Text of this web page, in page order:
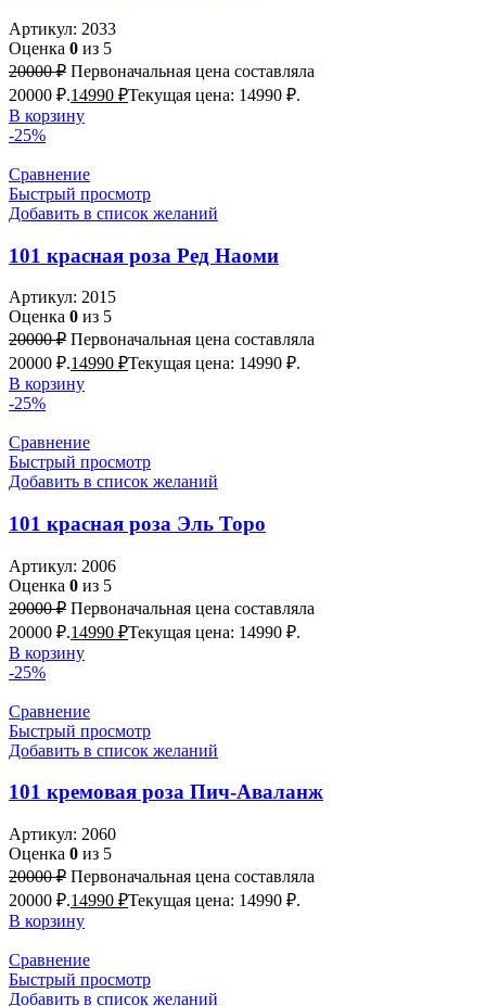
Артикул: 2033
Оценка 0 из 5
20000₽ Первоначальная цена составляла
20000 ₽.14990 ₽Текущая цена: 14990 ₽.
В корзину
-25%
Сравнение
Быстрый просмотр
Добавить в список желаний
101 красная роза Ред Наоми
Артикул: 2015
Оценка 0 из 5
20000₽ Первоначальная цена составляла
20000 ₽.14990 ₽Текущая цена: 14990 ₽.
В корзину
-25%
Сравнение
Быстрый просмотр
Добавить в список желаний
101 красная роза Эль Торо
Артикул: 2006
Оценка 0 из 5
20000₽ Первоначальная цена составляла
20000 ₽.14990 ₽Текущая цена: 14990 ₽.
В корзину
-25%
Сравнение
Быстрый просмотр
Добавить в список желаний
101 кремовая роза Пич-Аваланж
Артикул: 2060
Оценка 0 из 5
20000₽ Первоначальная цена составляла
20000 ₽.14990 ₽Текущая цена: 14990 ₽.
В корзину
Сравнение
Быстрый просмотр
Добавить в список желаний